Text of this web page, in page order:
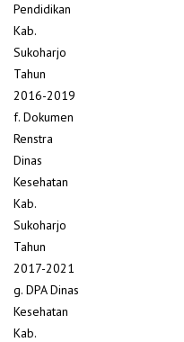
Pendidikan
Kab.
Sukoharjo
Tahun
2016-2019
f. Dokumen
Renstra
Dinas
Kesehatan
Kab.
Sukoharjo
Tahun
2017-2021
g. DPA Dinas
Kesehatan
Kab.